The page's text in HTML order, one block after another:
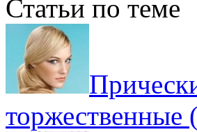
Статьи по теме
торжественные